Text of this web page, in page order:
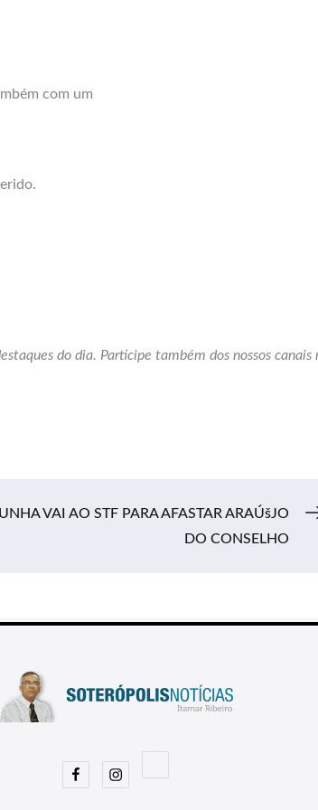
com um
do dia. Participe também dos nossos canais
VAI AO STF PARA AFASTAR ARAÚšJO
DO CONSELHO
FacebookInstagram